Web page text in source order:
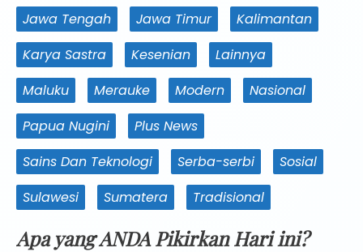
Jawa Tengah
Jawa Timur
Kalimantan
Karya Sastra
Kesenian
Lainnya
Maluku
Merauke Modern
Nasional
Papua Nugini
Plus News
Sains Dan Teknologi
Serba-serbi
Sosial
Sulawesi
Sumatera Tradisional
Apa yang ANDA Pikirkan Hari ini?